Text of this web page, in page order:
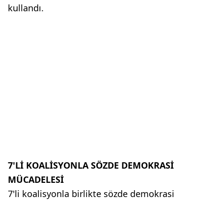
kullandı.
7'Lİ KOALİSYONLA SÖZDE DEMOKRASİ
MÜCADELESİ
7'li koalisyonla birlikte sözde demokrasi